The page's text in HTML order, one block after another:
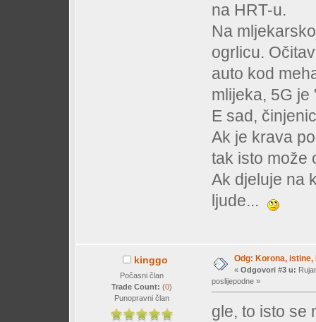
na HRT-u.
Na
ogrlicu.
auto kod
mlijeka, 5G
E sad,
Ak je krava
tak isto
Ak djeluje na
ljude...
kinggo
Počasni član
Trade Count: (0)
Punopravni član
Odg: Korona,
« Odgovori #3 u:
poslijepodne »
gle, to isto se